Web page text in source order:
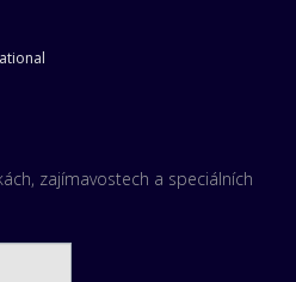
zajímavostech a speciálních